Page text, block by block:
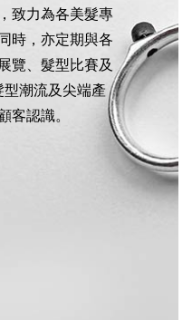
致力為各美髮專
時，亦定期與各
覽、髮型比賽及
潮流及尖端產
客認識。